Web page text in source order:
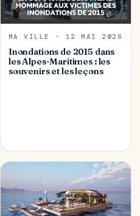
MA VILLE · 12 MAI 2026
Inondations de 2015 dans
les Alpes-Maritimes : les
souvenirs et les leçons